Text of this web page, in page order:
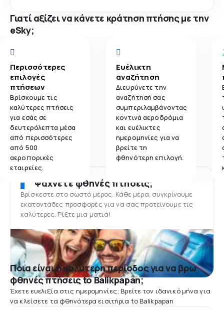
Γιατί αξίζει να κάνετε κράτηση πτήσης με την
eSky;
Περισσότερες
επιλογές
πτήσεων
Βρίσκουμε τις
καλύτερες πτήσεις
για εσάς σε
δευτερόλεπτα μέσα
από περισσότερες
από 500
αεροπορικές
εταιρείες.
Ευέλικτη
αναζήτηση
Διευρύνετε την
αναζήτησή σας
συμπεριλαμβάνοντας
κοντινά αεροδρόμια
και ευέλικτες
ημερομηνίες για να
βρείτε τη
φθηνότερη επιλογή.
Ψάχνετε φθηνές πτήσεις;
Βρίσκεστε στο σωστό μέρος. Κάθε μέρα, συγκρίνουμε
εκατοντάδες προσφορές για να σας προτείνουμε τις
καλύτερες. Ρίξτε μια ματιά!
Ποια είναι η καλύτερη περίοδος για να βρω
φθηνές πτήσεις to Balikpapan;
Έχετε ευελιξία στις ημερομηνίες; Βρείτε τον ιδανικό μήνα για
να κλείσετε τα φθηνότερα εισιτήρια to Balikpapan